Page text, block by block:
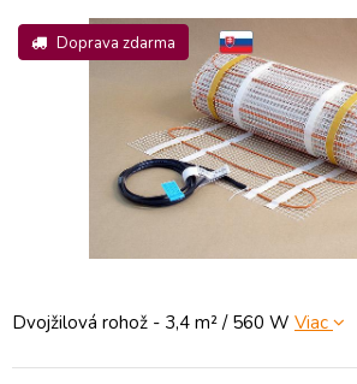
Doprava zdarma
Dvojžilová rohož - 3,4 m² / 560 W Viac